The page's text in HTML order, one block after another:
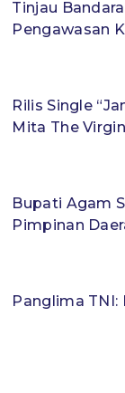
Tinjau
Pengawasan
Rilis Single
Mita The
Bupati Agam
Pimpinan
Panglima TNI: